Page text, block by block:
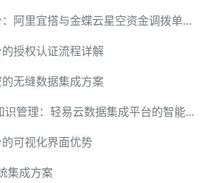
轻易云数据集成平台：阿里宜搭与金蝶云星空资金调拨单集成方案
授权认证流程详解
无缝数据集成方案
AIGC技术赋能企业知识管理：轻易云数据集成平台的智能化实践
可视化界面优势
集成方案